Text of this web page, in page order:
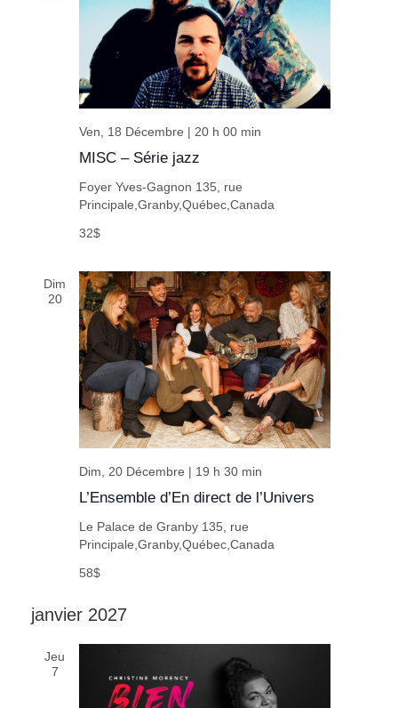
MISC – Série jazz
Ven, 18 Décembre | 20 h 00 min
Foyer Yves-Gagnon 135, rue
Principale,Granby,Québec,Canada
32$
Dim
20
L’Ensemble d’En direct de l’Univers
Dim, 20 Décembre | 19 h 30 min
Le Palace de Granby 135, rue
Principale,Granby,Québec,Canada
58$
janvier 2027
Jeu
7